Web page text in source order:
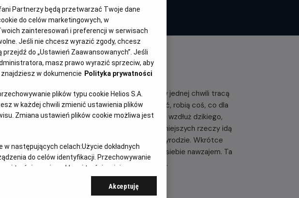
Isaacs), małżeństwo z wieloletnim stażem, w jednej chwili tracą
dotychczasowe życie. Zamiast się poddać, robią coś, co dla
w pieszą wędrówkę – ponad tysiąc kilometrów wzdłuż dzikiego,
bankowym, namiotem i garścią najpotrzebniejszych rzeczy idą
ukojenia w wietrze, ciszy i otaczającej ich przyrodzie. Wkrótce
rzucił im pod nogi, wciąż mają najważniejsze – siebie nawzajem. Ta
drogą ku wolności, miłości i nowemu początkowi.
Partnerzy będą przetwarzać Twoje dane
do celów marketingowych, w
zainteresowań i preferencji w serwisach
Jeśli nie chcesz wyrazić zgody, chcesz
do „Ustawień Zaawansowanych”. Jeśli
masz prawo wyrazić sprzeciw, aby
w dokumencie Polityka prywatności
plików typu cookie Helios S.A.
w każdej chwili zmienić ustawienia plików
Zmiana ustawień plików cookie możliwa jest
w następujących celach:Użycie dokładnych
do celów identyfikacji. Przechowywanie
i treści, pomiar reklam i treści, opinie
Akceptuję